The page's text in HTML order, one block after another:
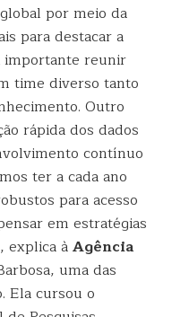
por meio da
para destacar a
importante reunir
time diverso tanto
Outro
rápida dos dados
contínuo
ter a cada ano
para acesso
em estratégias
explica àAgência
uma das
Ela cursou o